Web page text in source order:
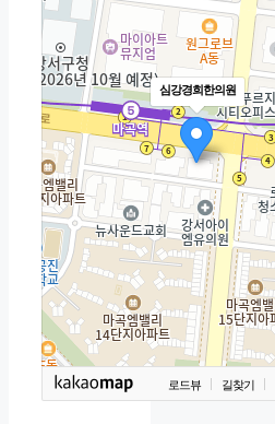
심강경희한의원
로드뷰 길찾기